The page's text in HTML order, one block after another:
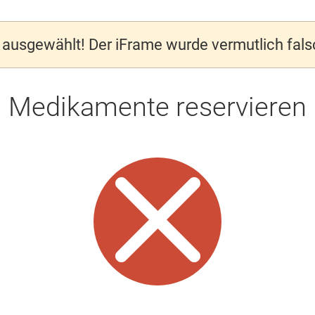
Der iFrame wurde vermutlich
Medikamente reservieren